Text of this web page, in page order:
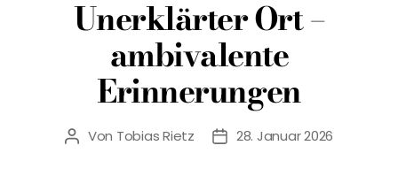
Unerklärter Ort –
ambivalente
Erinnerungen
Beitragsautor
Von Tobias Rietz Veröffentlichungsdatum
28. Januar 2026